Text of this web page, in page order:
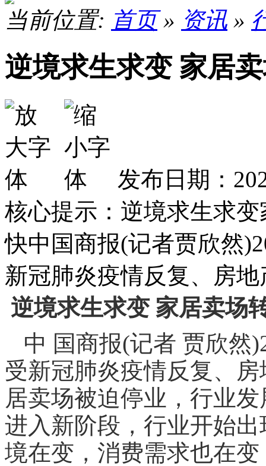
当前位置: 首页» 资讯 »
逆境求生求变 家居
发布日期：
核心提示：逆境求生求
快中国商报(记者贾欣然
新冠肺炎疫情反复、房
逆境求生求变 家居卖场
中 国商报(记者 贾欣然
受新冠肺炎疫情反复、
居卖场被迫停业，行业
进入新阶段，行业开始
境在变，消费需求也在